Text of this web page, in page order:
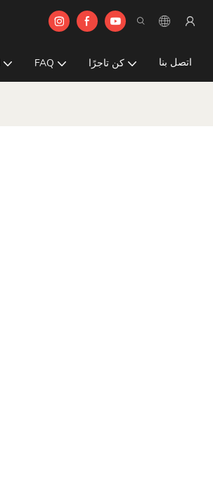
FAQ كن تاجرًا اتصل بنا